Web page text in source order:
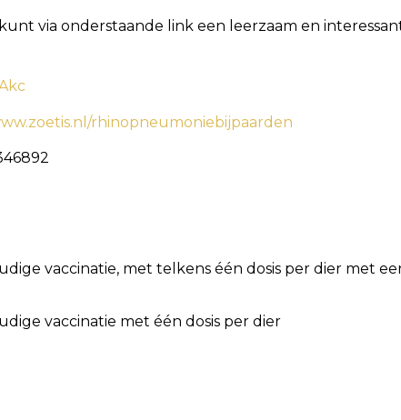
via onderstaande link een leerzaam en
rhinopneumoniebijpaarden
vaccinatie, met telkens één dosis per dier met
vaccinatie met één dosis per dier